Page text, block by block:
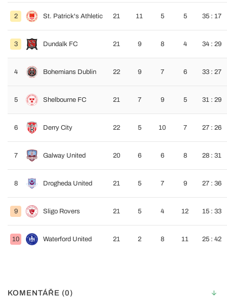
2 St. Patrick's Athletic 21 11 5 5 35 : 17
3 Dundalk FC 21 9 8 4 34 : 29
4 Bohemians Dublin 22 9 7 6 33 : 27
5 Shelbourne FC 21 7 9 5 31 : 29
6 Derry City 22 5 10 7 27 : 26
7 Galway United 20 6 6 8 28 : 31
8 Drogheda United 21 5 7 9 27 : 36
9 Sligo Rovers 21 5 4 12 15 : 33
10 Waterford United 21 2 8 11 25 : 42
KOMENTÁŘE (0)